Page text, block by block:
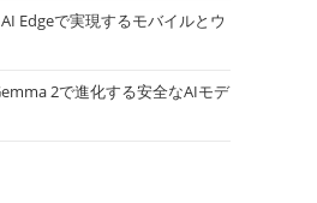
Edgeで実現するモバイルとウ
2で進化する安全なAIモデ